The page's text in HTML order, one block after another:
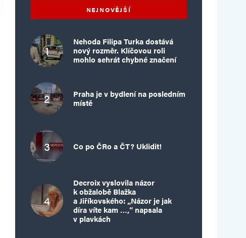
NEJNOVĚJŠÍ
Nehoda Filipa Turka dostává
nový rozměr. Klíčovou roli
mohlo sehrát chybné značení
Praha je v bydlení na posledním
místě
Co po ČRo a ČT? Uklidit!
Decroix vyslovila názor
k obžalobě Blažka
a Jiříkovského: „Názor je jak
díra víte kam …,“ napsala
v plavkách